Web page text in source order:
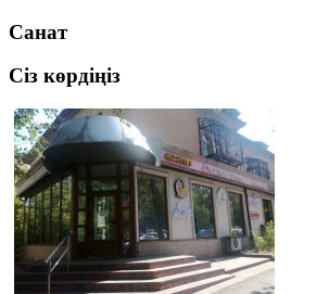
Санат
Сіз көрдіңіз